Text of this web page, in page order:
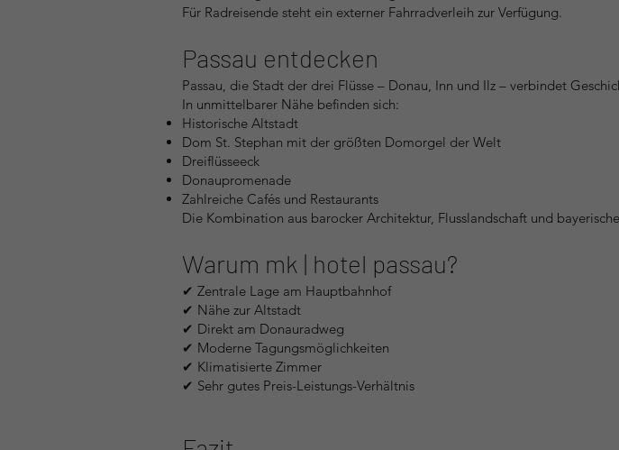
Für Radreisende steht ein externer Fahrradverleih zur Verfügung.
Passau entdecken
Passau, die Stadt der drei Flüsse – Donau, Inn und Ilz – verbindet
In unmittelbarer Nähe befinden sich:
Historische Altstadt
Dom St. Stephan mit der größten Domorgel der Welt
Dreiflüsseeck
Donaupromenade
Zahlreiche Cafés und Restaurants
Die Kombination aus barocker Architektur, Flusslandschaft und
Warum mk | hotel passau?
✔ Zentrale Lage am Hauptbahnhof
✔ Nähe zur Altstadt
✔ Direkt am Donauradweg
✔ Moderne Tagungsmöglichkeiten
✔ Klimatisierte Zimmer
✔ Sehr gutes Preis-Leistungs-Verhältnis